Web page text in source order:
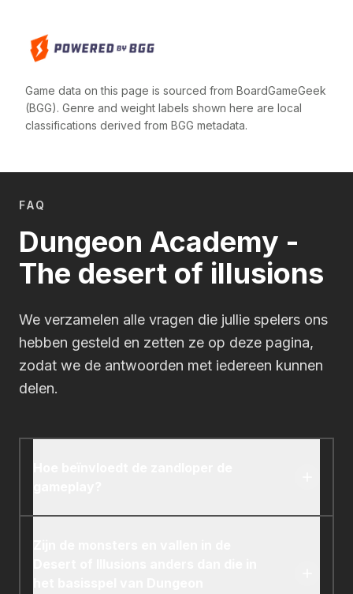
Game data on this page is sourced from BoardGameGeek
(BGG). Genre and weight labels shown here are local
classifications derived from BGG metadata.
FAQ
Dungeon Academy -
The desert of illusions
We verzamelen alle vragen die jullie spelers ons
hebben gesteld en zetten ze op deze pagina,
zodat we de antwoorden met iedereen kunnen
delen.